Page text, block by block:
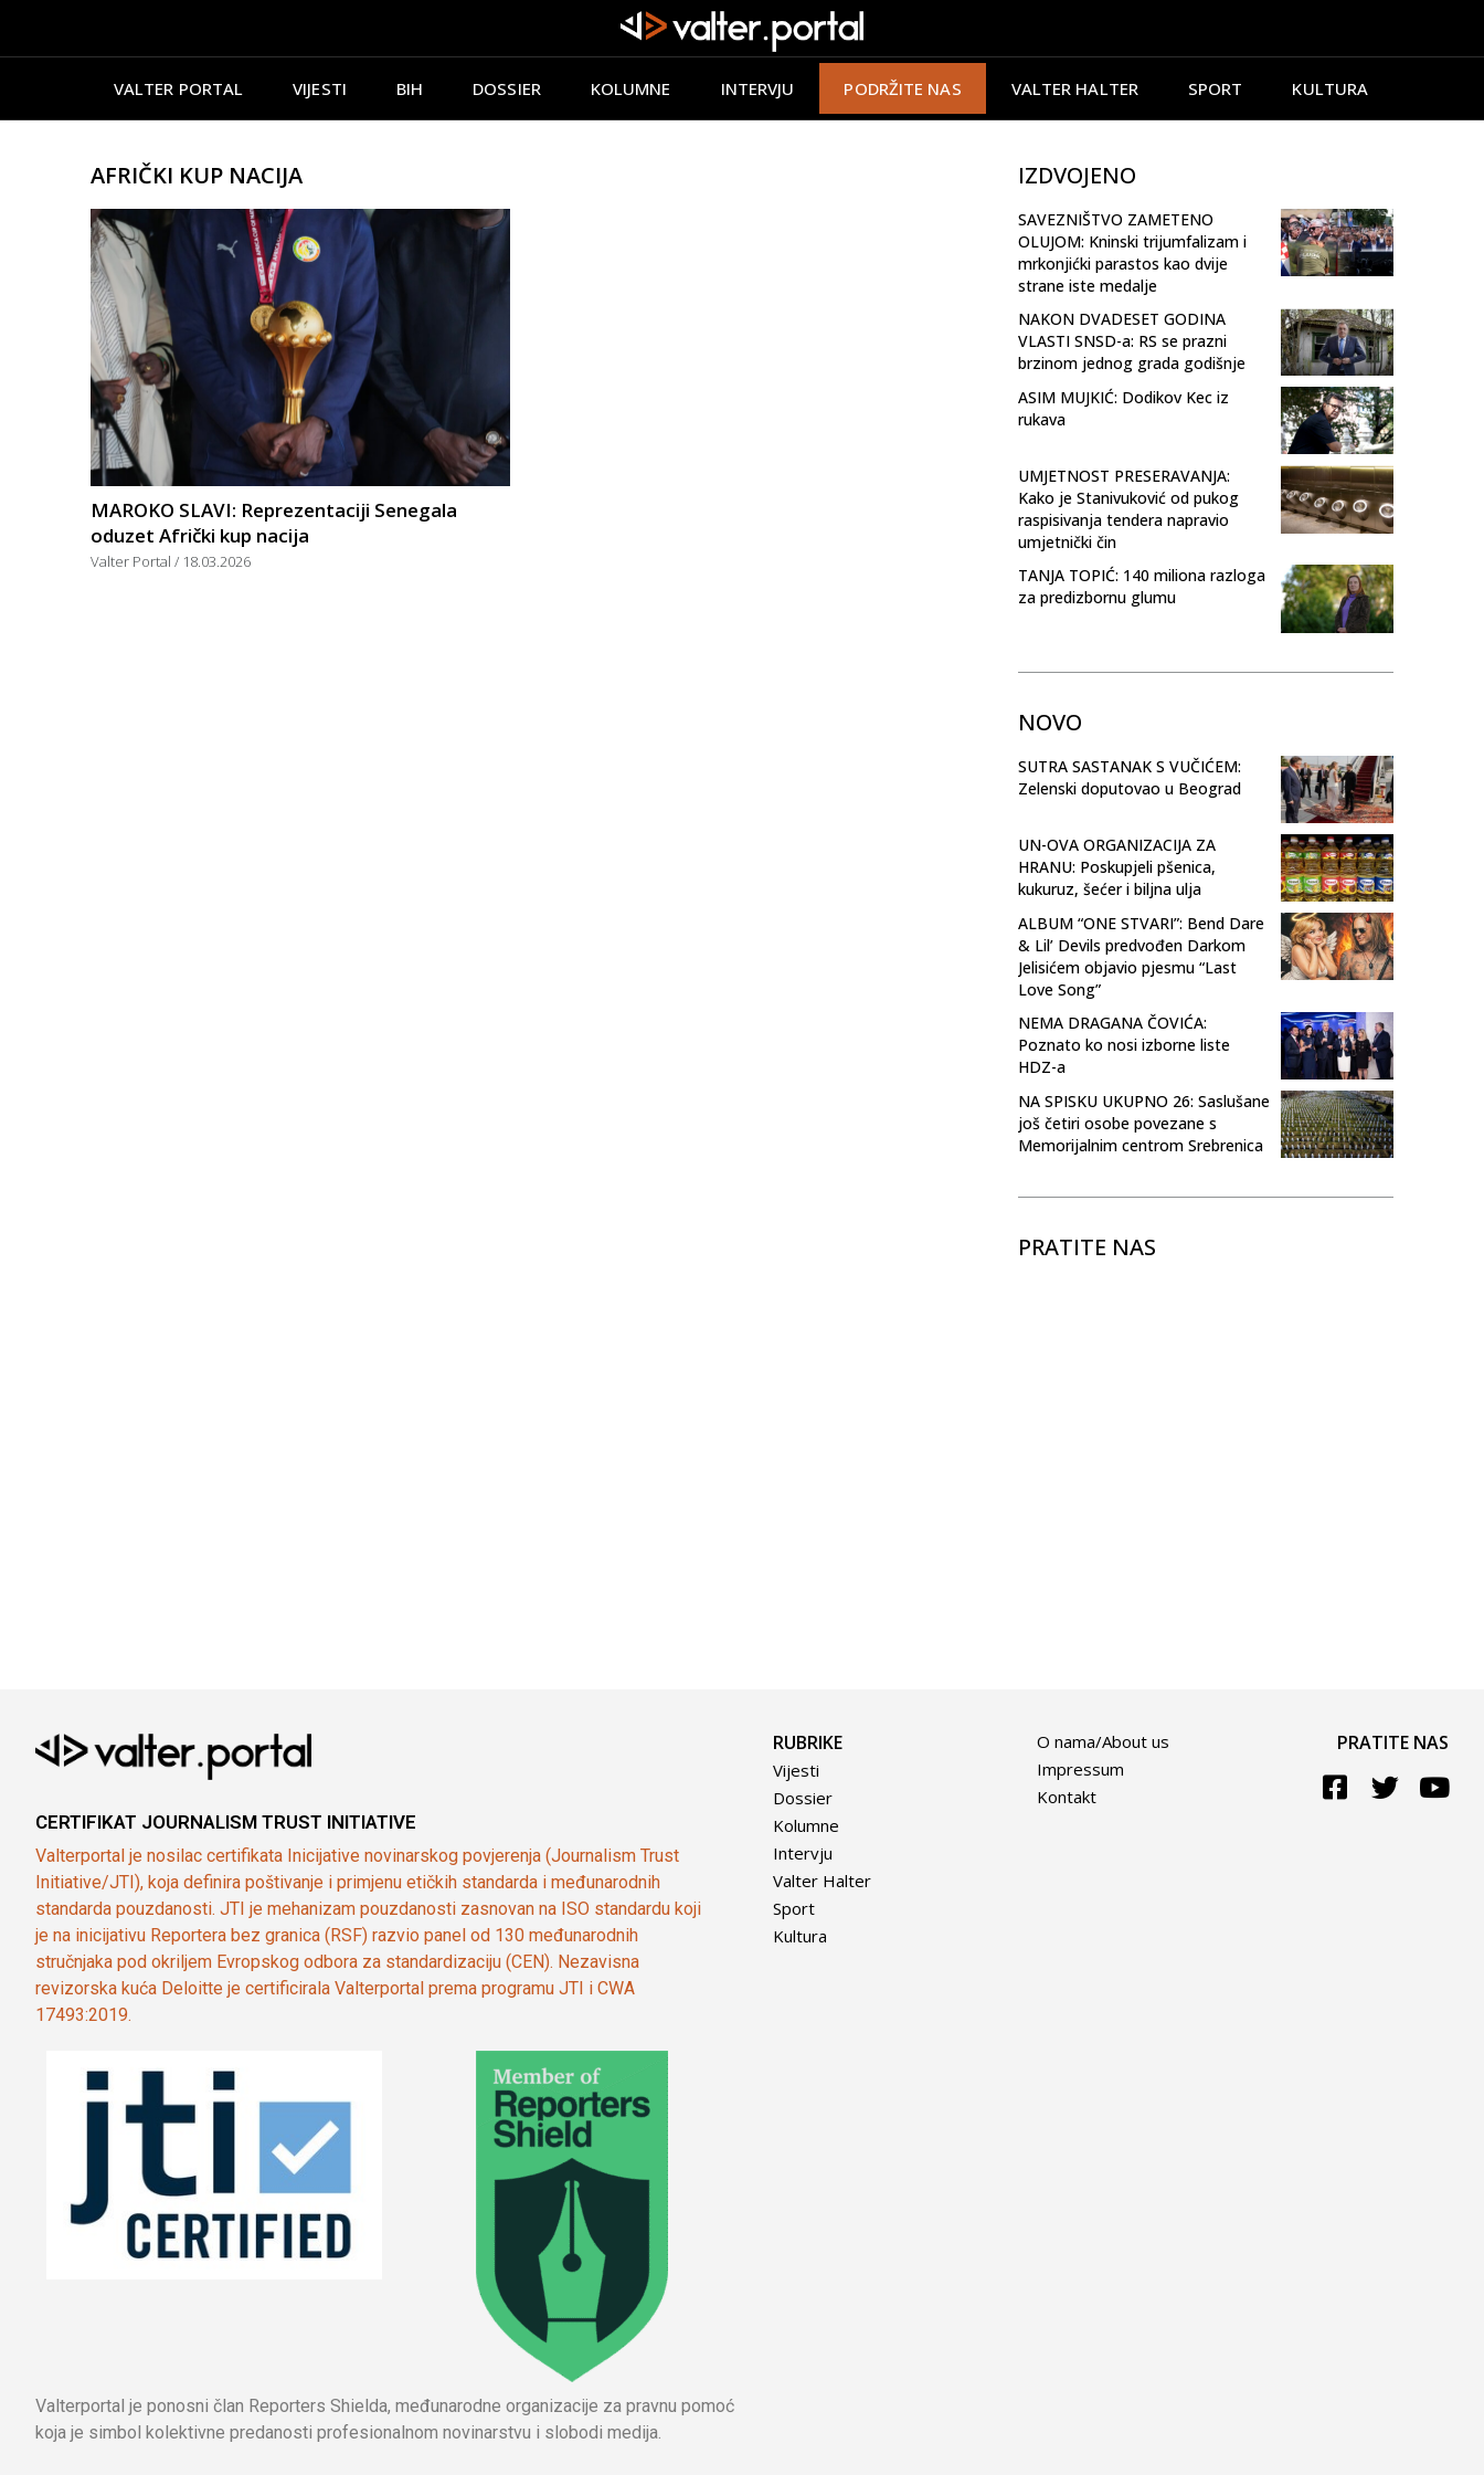
VALTER PORTAL VIJESTI BIH DOSSIER KOLUMNE INTERVJU PODRŽITE NAS VALTER HALTER SPORT KULTURA
AFRIČKI KUP NACIJA
MAROKO SLAVI: Reprezentaciji Senegala
oduzet Afrički kup nacija
Valter Portal 18.03.2026
IZDVOJENO
SAVEZNIŠTVO ZAMETENO
OLUJOM: Kninski trijumfalizam i
mrkonjićki parastos kao dvije
strane iste medalje
NAKON DVADESET GODINA
VLASTI SNSD-a: RS se prazni
brzinom jednog grada godišnje
ASIM MUJKIĆ: Dodikov Kec iz
rukava
UMJETNOST PRESERAVANJA:
Kako je Stanivuković od pukog
raspisivanja tendera napravio
umjetnički čin
TANJA TOPIĆ: 140 miliona razloga
za predizbornu glumu
NOVO
SUTRA SASTANAK S VUČIĆEM:
Zelenski doputovao u Beograd
UN-OVA ORGANIZACIJA ZA
HRANU: Poskupjeli pšenica,
kukuruz, šećer i biljna ulja
ALBUM “ONE STVARI”: Bend Dare
& Lil’ Devils predvođen Darkom
Jelisićem objavio pjesmu “Last
Love Song”
NEMA DRAGANA ČOVIĆA:
Poznato ko nosi izborne liste
HDZ-a
NA SPISKU UKUPNO 26: Saslušane
još četiri osobe povezane s
Memorijalnim centrom Srebrenica
PRATITE NAS
CERTIFIKAT JOURNALISM TRUST INITIATIVE
Valterportal je nosilac certifikata Inicijative novinarskog povjerenja (Journalism Trust
Initiative/JTI), koja definira poštivanje i primjenu etičkih standarda i međunarodnih
standarda pouzdanosti. JTI je mehanizam pouzdanosti zasnovan na ISO standardu koji
je na inicijativu Reportera bez granica (RSF) razvio panel od 130 međunarodnih
stručnjaka pod okriljem Evropskog odbora za standardizaciju (CEN). Nezavisna
revizorska kuća Deloitte je certificirala Valterportal prema programu JTI i CWA
17493:2019.
Valterportal je ponosni član Reporters Shielda, međunarodne organizacije za pravnu pomoć
koja je simbol kolektivne predanosti profesionalnom novinarstvu i slobodi medija.
RUBRIKE
Vijesti
Dossier
Kolumne
Intervju
Valter Halter
Sport
Kultura
O nama/About us
Impressum
Kontakt
PRATITE NAS